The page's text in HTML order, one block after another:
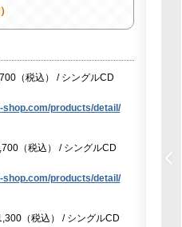
（税込） / シングルCD
shop.com/products/detail/
（税込） / シングルCD
shop.com/products/detail/
（税込） / シングルCD